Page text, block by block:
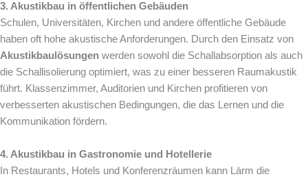
3. Akustikbau in öffentlichen Gebäuden
Schulen, Universitäten, Kirchen und andere öffentliche Gebäude
haben oft hohe akustische Anforderungen. Durch den Einsatz von
Akustikbaulösungen werden sowohl die Schallabsorption als auch
die Schallisolierung optimiert, was zu einer besseren Raumakustik
führt. Klassenzimmer, Auditorien und Kirchen profitieren von
verbesserten akustischen Bedingungen, die das Lernen und die
Kommunikation fördern.
4. Akustikbau in Gastronomie und Hotellerie
In Restaurants, Hotels und Konferenzräumen kann Lärm die